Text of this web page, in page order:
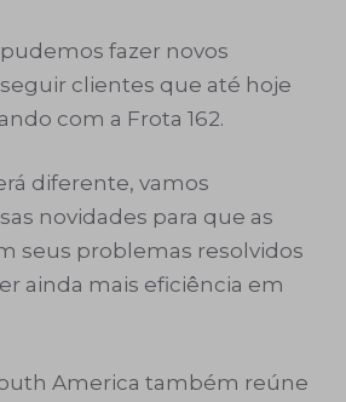
fazer novos
clientes que até hoje
com a Frota 162.
diferente, vamos
novidades para que as
seus problemas resolvidos
ainda mais eficiência em
America também reúne